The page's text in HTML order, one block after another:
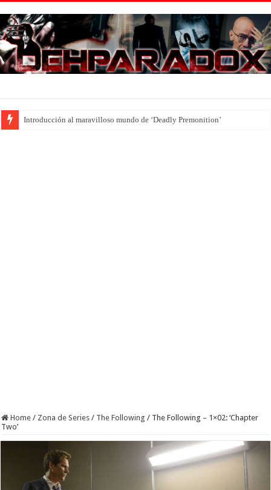
Introducción al maravilloso mundo de ‘Deadly Premonition’
Home / Zona de Series / The Following / The Following – 1×02: ‘Chapter
Two’